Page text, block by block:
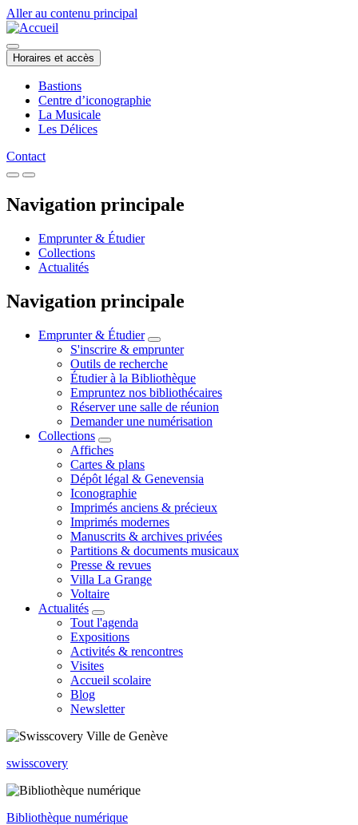
Aller au contenu principal
Horaires et accès
Bastions
Centre d’iconographie
La Musicale
Les Délices
Contact
Navigation principale
Emprunter & Étudier
Collections
Actualités
Navigation principale
Emprunter & Étudier
S'inscrire & emprunter
Outils de recherche
Étudier à la Bibliothèque
Empruntez nos bibliothécaires
Réserver une salle de réunion
Demander une numérisation
Collections
Affiches
Cartes & plans
Dépôt légal & Genevensia
Iconographie
Imprimés anciens & précieux
Imprimés modernes
Manuscrits & archives privées
Partitions & documents musicaux
Presse & revues
Villa La Grange
Voltaire
Actualités
Tout l'agenda
Expositions
Activités & rencontres
Visites
Accueil scolaire
Blog
Newsletter
swisscovery
Bibliothèque numérique